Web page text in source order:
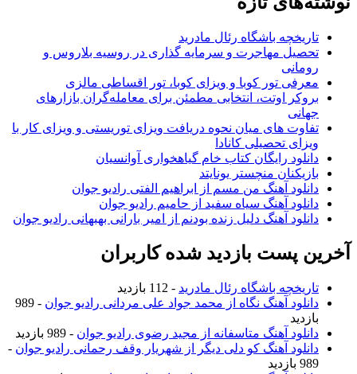
تاریخچه باشگاه رئال مادرید
تحصیل مهاجرت و سرمایه گذاری در روسیه بلاروس و
رومانی
معرفی تور کوبا و ویزای کوبا، تور اقساطی مالزی
بروکر اوتت، انتخابی مطمئن برای معامله‌گران بازارهای
جهانی
تفاوت های میان نحوه دریافت ویزای توریستی و ویزای کار با
ویزای تحصیلی کانادا
دانلود رایگان کتاب خام گیاهخواری آوانسیان
بازیکنان منچستر یونایتد
دانلود آهنگ من مسم از ابراهیم الفتی رادیو جوان
دانلود آهنگ سیاه سفید از حامیم رادیو جوان
دانلود آهنگ دلیل زنده بودنم از امیر بارانی بهبهانی رادیو جوان
پست بازدید شده کاربران
تاریخچه باشگاه رئال مادرید- 112 بازدید
دانلود آهنگ نگاه از محمد جواد علی مردانی رادیو جوان
- 989
بازدید
دانلود آهنگ متاسفانه از مجید رضوی رادیو جوان- 989 بازدید
دانلود آهنگ کو دلی دیگر از شهریار وقف رحمانی رادیو جوان-
989 بازدید